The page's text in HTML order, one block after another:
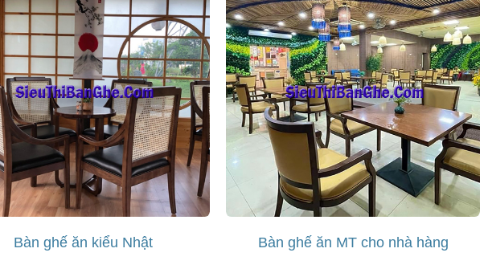
Bàn ghế ăn kiểu Nhật Bàn ghế ăn MT cho nhà hàng